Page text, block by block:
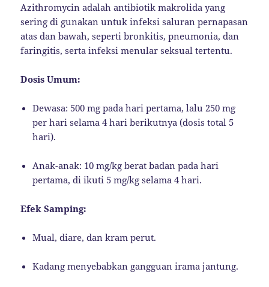
Azithromycin adalah antibiotik makrolida yang
sering di gunakan untuk infeksi saluran pernapasan
atas dan bawah, seperti bronkitis, pneumonia, dan
faringitis, serta infeksi menular seksual tertentu.
Dosis Umum:
Dewasa: 500 mg pada hari pertama, lalu 250 mg
per hari selama 4 hari berikutnya (dosis total 5
hari).
Anak-anak: 10 mg/kg berat badan pada hari
pertama, di ikuti 5 mg/kg selama 4 hari.
Efek Samping:
Mual, diare, dan kram perut.
Kadang menyebabkan gangguan irama jantung.